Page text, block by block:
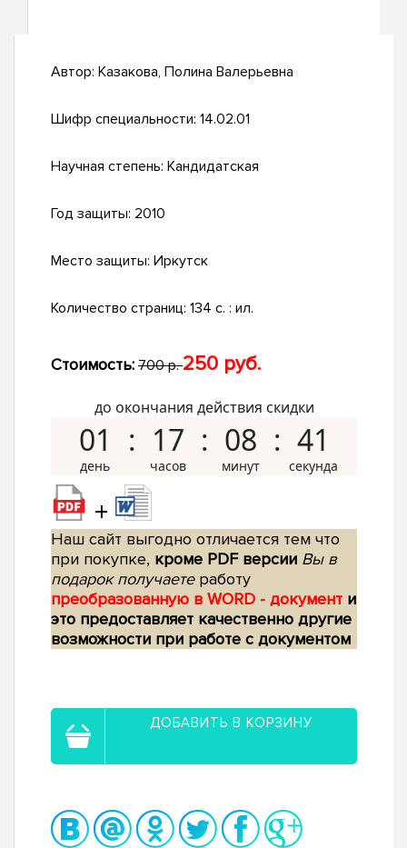
Автор: Казакова, Полина Валерьевна
Шифр специальности: 14.02.01
Научная степень: Кандидатская
Год защиты: 2010
Место защиты: Иркутск
Количество страниц: 134 с. : ил.
Стоимость: 700 р.250 руб.
до окончания действия скидки
01 17 08 40
+
Наш сайт выгодно отличается тем что
при покупке, кроме PDF версии Вы в
подарок получаетеработу
преобразованную в WORD - документ и
это предоставляет качественно другие
возможности при работе с документом
ДОБАВИТЬ В КОРЗИНУ